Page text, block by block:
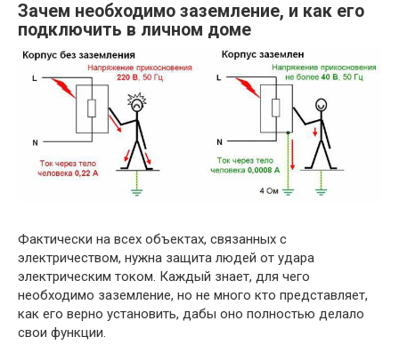
Зачем необходимо заземление, и как его
подключить в личном доме
Фактически на всех объектах, связанных с
электричеством, нужна защита людей от удара
электрическим током. Каждый знает, для чего
необходимо заземление, но не много кто представляет,
как его верно установить, дабы оно полностью делало
свои функции.